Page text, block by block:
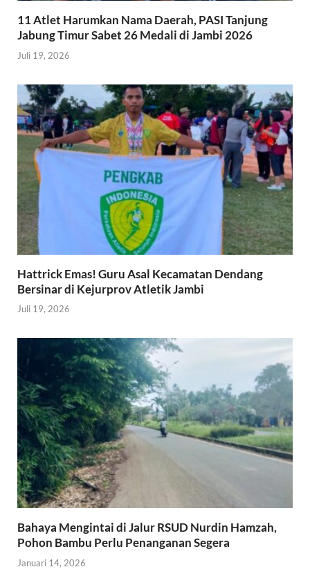
11 Atlet Harumkan Nama Daerah, PASI Tanjung
Jabung Timur Sabet 26 Medali di Jambi 2026
Juli 19, 2026
Hattrick Emas! Guru Asal Kecamatan Dendang
Bersinar di Kejurprov Atletik Jambi
Juli 19, 2026
Bahaya Mengintai di Jalur RSUD Nurdin Hamzah,
Pohon Bambu Perlu Penanganan Segera
Januari 14, 2026